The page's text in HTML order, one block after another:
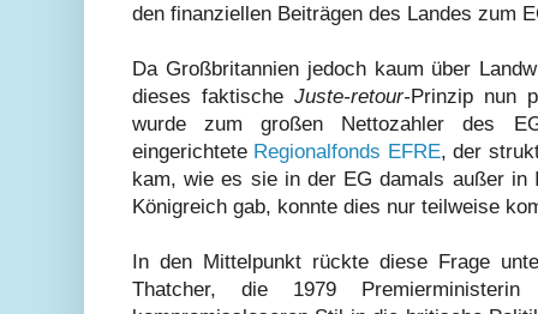
den finanziellen Beiträgen des Landes zum
Da Großbritannien jedoch kaum über
dieses faktischeJuste-retour-Prinzip nun
wurde zum großen Nettozahler des
eingerichtete Regionalfonds EFRE, der
kam, wie es sie in der EG damals außer in
Königreich gab, konnte dies nur teilweise
In den Mittelpunkt rückte diese Frage
Thatcher, die 1979